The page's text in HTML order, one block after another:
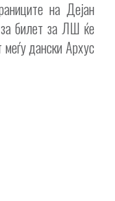
на Дејан
билет за ЛШ ќе
дански Архус